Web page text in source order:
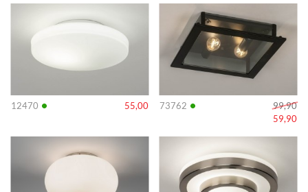
12470 • 55,00
Info
73762 •
99,90
59,90
Info
Info Info